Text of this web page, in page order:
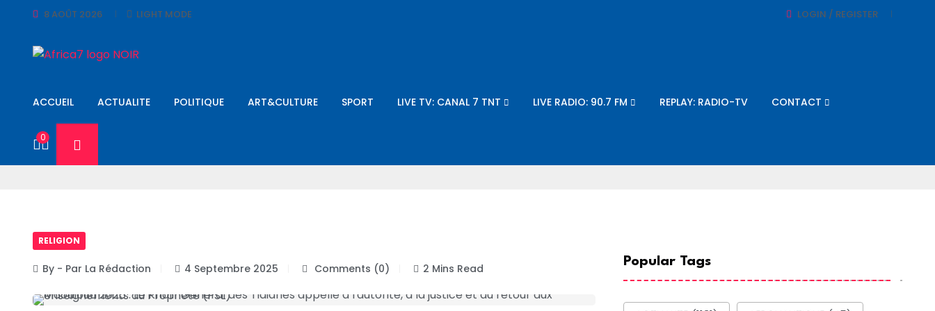
8 AOÛT 2026 LIGHT MODE LOGIN / REGISTER
ACCUEIL ACTUALITE POLITIQUE ART&CULTURE SPORT LIVE TV: CANAL 7 TNT LIVE RADIO: 90.7 FM REPLAY: RADIO-TV CONTACT
0
RELIGION
By - Par La Rédaction 4 Septembre 2025 Comments (0) 2 Mins Read
Popular Tags